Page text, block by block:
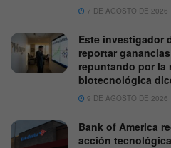
7 DE AGOSTO DE 2026
Este investigador
reportar
repuntando por la
biotecnológica
9 DE AGOSTO DE 2026
Bank of America
acción tecnológica